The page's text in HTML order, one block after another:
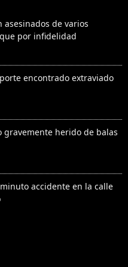
asesinados de varios
por infidelidad
encontrado extraviado
gravemente herido de balas
accidente en la calle